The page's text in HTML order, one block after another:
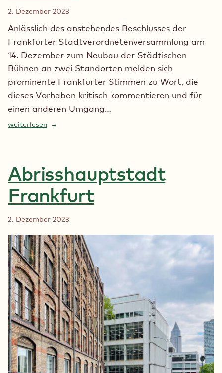
2. Dezember 2023
Anlässlich des anstehendes Beschlusses der
Frankfurter Stadtverordnetenversammlung am
14. Dezember zum Neubau der Städtischen
Bühnen an zwei Standorten melden sich
prominente Frankfurter Stimmen zu Wort, die
dieses Vorhaben kritisch kommentieren und für
einen anderen Umgang…
weiterlesen
Abrisshauptstadt
Frankfurt
2. Dezember 2023